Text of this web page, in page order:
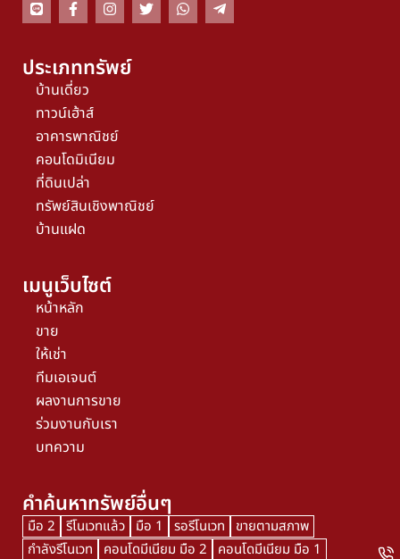
ประเภททรัพย์
บ้านเดี่ยว
ทาวน์เฮ้าส์
อาคารพาณิชย์
คอนโดมิเนียม
ที่ดินเปล่า
ทรัพย์สินเชิงพาณิชย์
บ้านแฝด
เมนูเว็บไซต์
หน้าหลัก
ขาย
ให้เช่า
ทีมเอเจนต์
ผลงานการขาย
ร่วมงานกับเรา
บทความ
คำค้นหาทรัพย์อื่นๆ
มือ 2 รีโนเวทแล้ว มือ 1 รอรีโนเวท
ขายตามสภาพ
กำลังรีโนเวท
คอนโดมีเนียม มือ 2 คอนโดมีเนียม มือ 1